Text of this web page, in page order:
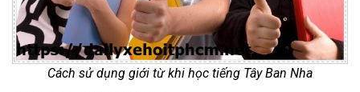
Cách sử dụng giới từ khi học tiếng Tây Ban Nha